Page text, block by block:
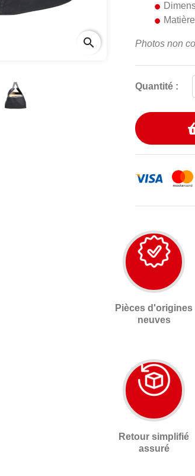
search Photos non
Quantité :
Pièces d'origines
neuves
Retour simplifié
assuré